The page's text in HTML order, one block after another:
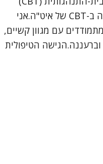
מוסמכת, בתהליך הסמכה להדרכה ב-CBT של איט"ה.אני
במבוגרים מעל גיל 18 המתמודדים עם מגוון קשיים,
הטיפולית